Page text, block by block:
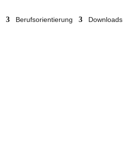
Berufsorientierung Downloads